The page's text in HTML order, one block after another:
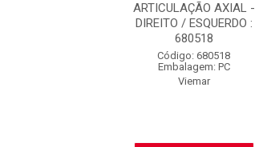
ARTICULAÇÃO AXIAL -
DIREITO / ESQUERDO :
680518
Código: 680518
Embalagem: PC
Viemar